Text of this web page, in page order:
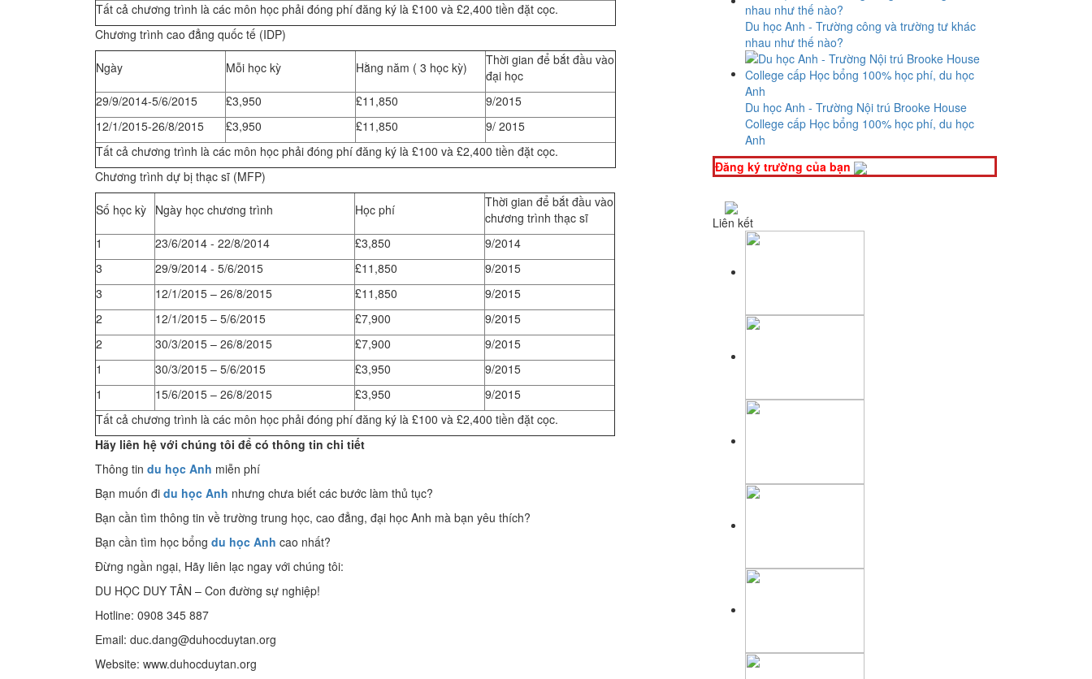
Tất cả chương trình là các môn học phải đóng phí đăng ký là £100 và £2,400 tiền đặt cọc.
Chương trình cao đẳng quốc tế (IDP)
Ngày Mỗi học kỳ Hằng năm ( 3 học kỳ)
Thời gian để bắt đầu vào
đại học
29/9/2014-5/6/2015
£3,950 £11,850
9/2015
12/1/2015-26/8/2015
£3,950 £11,850
9/ 2015
Tất cả chương trình là các môn học phải đóng phí đăng ký là £100 và £2,400 tiền đặt cọc.
Chương trình dự bị thạc sĩ (MFP)
Số học kỳ Ngày học chương trình Học phí
Thời gian để bắt đầu vào
chương trình thạc sĩ
1
23/6/2014 - 22/8/2014 £3,850
9/2014
3
29/9/2014 - 5/6/2015 £11,850
9/2015
3
12/1/2015 – 26/8/2015 £11,850
9/2015
2
12/1/2015 – 5/6/2015 £7,900
9/2015
2
30/3/2015 – 26/8/2015 £7,900
9/2015
1
30/3/2015 – 5/6/2015 £3,950
9/2015
1
15/6/2015 – 26/8/2015 £3,950
9/2015
Tất cả chương trình là các môn học phải đóng phí đăng ký là £100 và £2,400 tiền đặt cọc.
Hãy liên hệ với chúng tôi để có thông tin chi tiết
Thông tin du học Anh miễn phí
Bạn muốn đi du học Anh nhưng chưa biết các bước làm thủ tục?
Bạn cần tìm thông tin về trường trung học, cao đẳng, đại học Anh mà bạn yêu thích?
Bạn cần tìm học bổng du học Anh cao nhất?
Đừng ngần ngại, Hãy liên lạc ngay với chúng tôi:
DU HỌC DUY TÂN – Con đường sự nghiệp!
Hotline: 0908 345 887
Email: duc.dang@duhocduytan.org
Website: www.duhocduytan.org
Du học Anh - Trường công và trường tư khác
nhau như thế nào?
Du học Anh - Trường Nội trú Brooke House
College cấp Học bổng 100% học phí, du học
Anh
Đăng ký trường của bạn
Liên kết